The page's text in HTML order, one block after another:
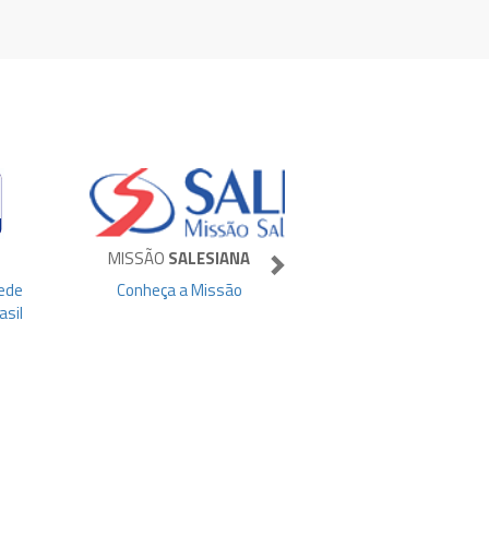
MISSÃO SALESIANA
Conheça a Missão